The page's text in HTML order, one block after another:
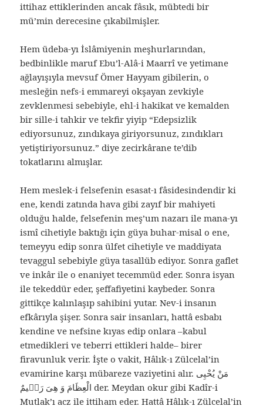
ittihaz ettiklerinden ancak fâsık, mübtedi bir
mü’min derecesine çıkabilmişler.
Hem üdeba-yı İslâmiyenin meşhurlarından,
bedbinlikle maruf Ebu’l-Alâ-i Maarrî ve yetimane
ağlayışıyla mevsuf Ömer Hayyam gibilerin, o
mesleğin nefs-i emmareyi okşayan zevkiyle
zevklenmesi sebebiyle, ehl-i hakikat ve kemalden
bir sille-i tahkir ve tekfir yiyip “Edepsizlik
ediyorsunuz, zındıkaya giriyorsunuz, zındıkları
yetiştiriyorsunuz.” diye zecirkârane te’dib
tokatlarını almışlar.
Hem meslek-i felsefenin esasat-ı fâsidesindendir ki
ene, kendi zatında hava gibi zayıf bir mahiyeti
olduğu halde, felsefenin meş’um nazarı ile mana-yı
ismî cihetiyle baktığı için güya buhar-misal o ene,
temeyyu edip sonra ülfet cihetiyle ve maddiyata
tevaggul sebebiyle güya tasallüb ediyor. Sonra gaflet
ve inkâr ile o enaniyet tecemmüd eder. Sonra isyan
ile tekeddür eder, şeffafiyetini kaybeder. Sonra
gittikçe kalınlaşıp sahibini yutar. Nev-i insanın
efkârıyla şişer. Sonra sair insanları, hattâ esbabı
kendine ve nefsine kıyas edip onlara –kabul
etmedikleri ve teberri ettikleri halde– birer
firavunluk verir. İşte o vakit, Hâlık-ı Zülcelal’in
evamirine karşı mübareze vaziyetini alır. مَنْ يُحْيِى
الْعِظَامَ وَ هِىَ رَمٖيمٌ der. Meydan okur gibi Kadîr-i
Mutlak’ı acz ile ittiham eder. Hattâ Hâlık-ı Zülcelal’in